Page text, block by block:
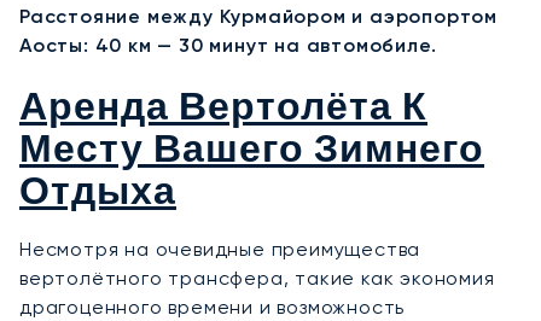
Расстояние между Курмайором и аэропортом
Аосты: 40 км — 30 минут на автомобиле.
Аренда Вертолёта К
Месту Вашего Зимнего
Отдыха
Несмотря на очевидные преимущества
вертолётного трансфера, такие как экономия
драгоценного времени и возможность